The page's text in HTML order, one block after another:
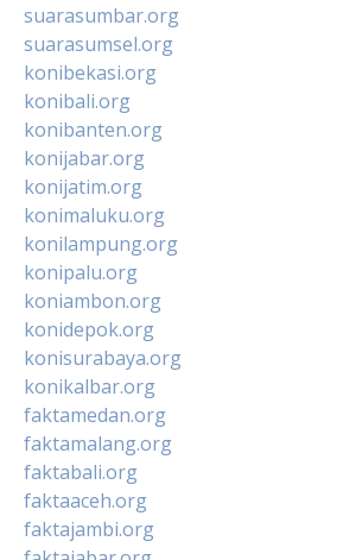
suarasumbar.org
suarasumsel.org
konibekasi.org
konibali.org
konibanten.org
konijabar.org
konijatim.org
konimaluku.org
konilampung.org
konipalu.org
koniambon.org
konidepok.org
konisurabaya.org
konikalbar.org
faktamedan.org
faktamalang.org
faktabali.org
faktaaceh.org
faktajambi.org